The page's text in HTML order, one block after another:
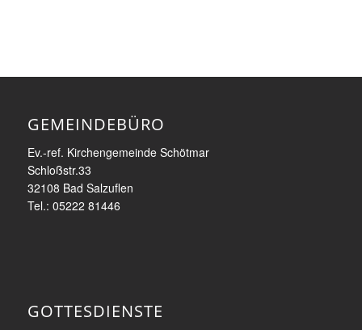
GEMEINDEBÜRO
Ev.-ref. Kirchengemeinde Schötmar
Schloßstr.33
32108 Bad Salzuflen
Tel.: 05222 81446
GOTTESDIENSTE